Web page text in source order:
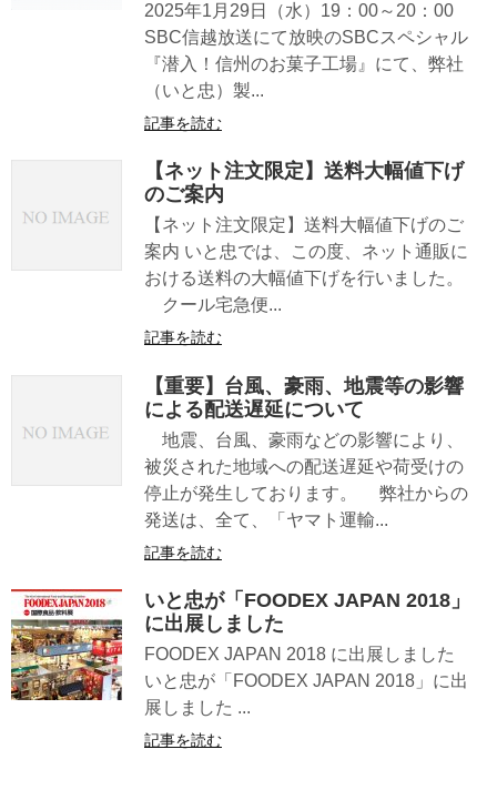
2025年1月29日（水）19：00～20：00
SBC信越放送にて放映のSBCスペシャル
『潜入！信州のお菓子工場』にて、弊社
（いと忠）製...
記事を読む
【ネット注文限定】送料大幅値下げ
のご案内
【ネット注文限定】送料大幅値下げのご
案内 いと忠では、この度、ネット通販に
おける送料の大幅値下げを行いました。
クール宅急便...
記事を読む
【重要】台風、豪雨、地震等の影響
による配送遅延について
地震、台風、豪雨などの影響により、
被災された地域への配送遅延や荷受けの
停止が発生しております。 弊社からの
発送は、全て、「ヤマト運輸...
記事を読む
いと忠が「FOODEX JAPAN 2018」
に出展しました
FOODEX JAPAN 2018 に出展しました
いと忠が「FOODEX JAPAN 2018」に出
展しました ...
記事を読む